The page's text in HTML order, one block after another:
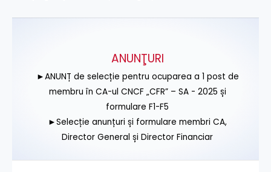
ANUNŢURI
►ANUNȚ de selecție pentru ocuparea a 1 post de
membru în CA-ul CNCF „CFR” – SA - 2025 și
formulare F1-F5
►Selecție anunțuri și formulare membri CA,
Director General și Director Financiar